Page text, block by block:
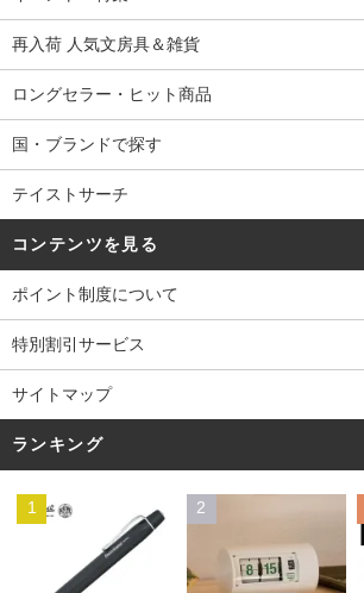
再入荷 人気文房具＆雑貨
ロングセラー・ヒット商品
国・ブランドで探す
テイストサーチ
コンテンツを見る
ポイント制度について
特別割引サービス
サイトマップ
ランキング
1 2